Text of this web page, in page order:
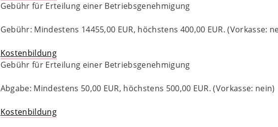
Gebühr für Erteilung einer Betriebsgenehmigung
Gebühr: Mindestens 14455,00 EUR, höchstens 400,00 EUR. (Vorkasse:
Kostenbildung
Gebühr für Erteilung einer Betriebsgenehmigung
Abgabe: Mindestens 50,00 EUR, höchstens 500,00 EUR. (Vorkasse: nein)
Kostenbildung